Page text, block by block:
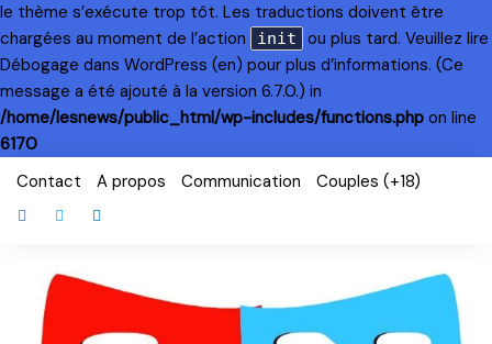
le thème s’exécute trop tôt. Les traductions doivent être
chargées au moment de l’action
init
ou plus tard. Veuillez lire
Débogage dans WordPress (en) pour plus d’informations. (Ce
message a été ajouté à la version 6.7.0.) in
/home/lesnews/public_html/wp-includes/functions.php on line
6170
Skip
content
Contact A propos Communication Couples (+18)